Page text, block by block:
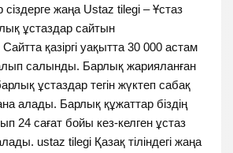
сіздерге жаңа Ustaz tilegi – Ұстаз
ұстаздар сайтын
қазіргі уақытта 30 000 астам
салынды. Барлық жарияланған
ұстаздар тегін жүктеп сабақ
алады. Барлық құжаттар біздің
24 сағат бойы кез-келген ұстаз
ustaz tilegi Қазақ тіліндегі жаңа